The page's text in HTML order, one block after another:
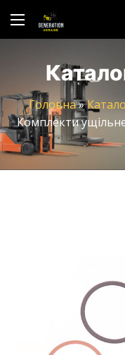
Головна»
Комплекти